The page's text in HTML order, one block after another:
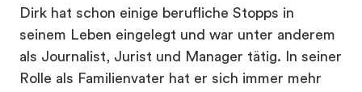
Dirk hat schon einige berufliche Stopps in
seinem Leben eingelegt und war unter anderem
als Journalist, Jurist und Manager tätig. In seiner
Rolle als Familienvater hat er sich immer mehr